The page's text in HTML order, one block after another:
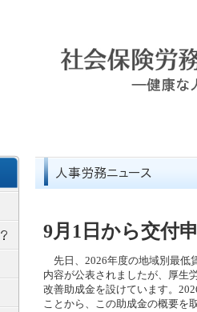
9月1日から交付
先日、2026年度の地域別最低
内容が公表されましたが、厚生
改善助成金を設けています。
ことから、この助成金の概要を